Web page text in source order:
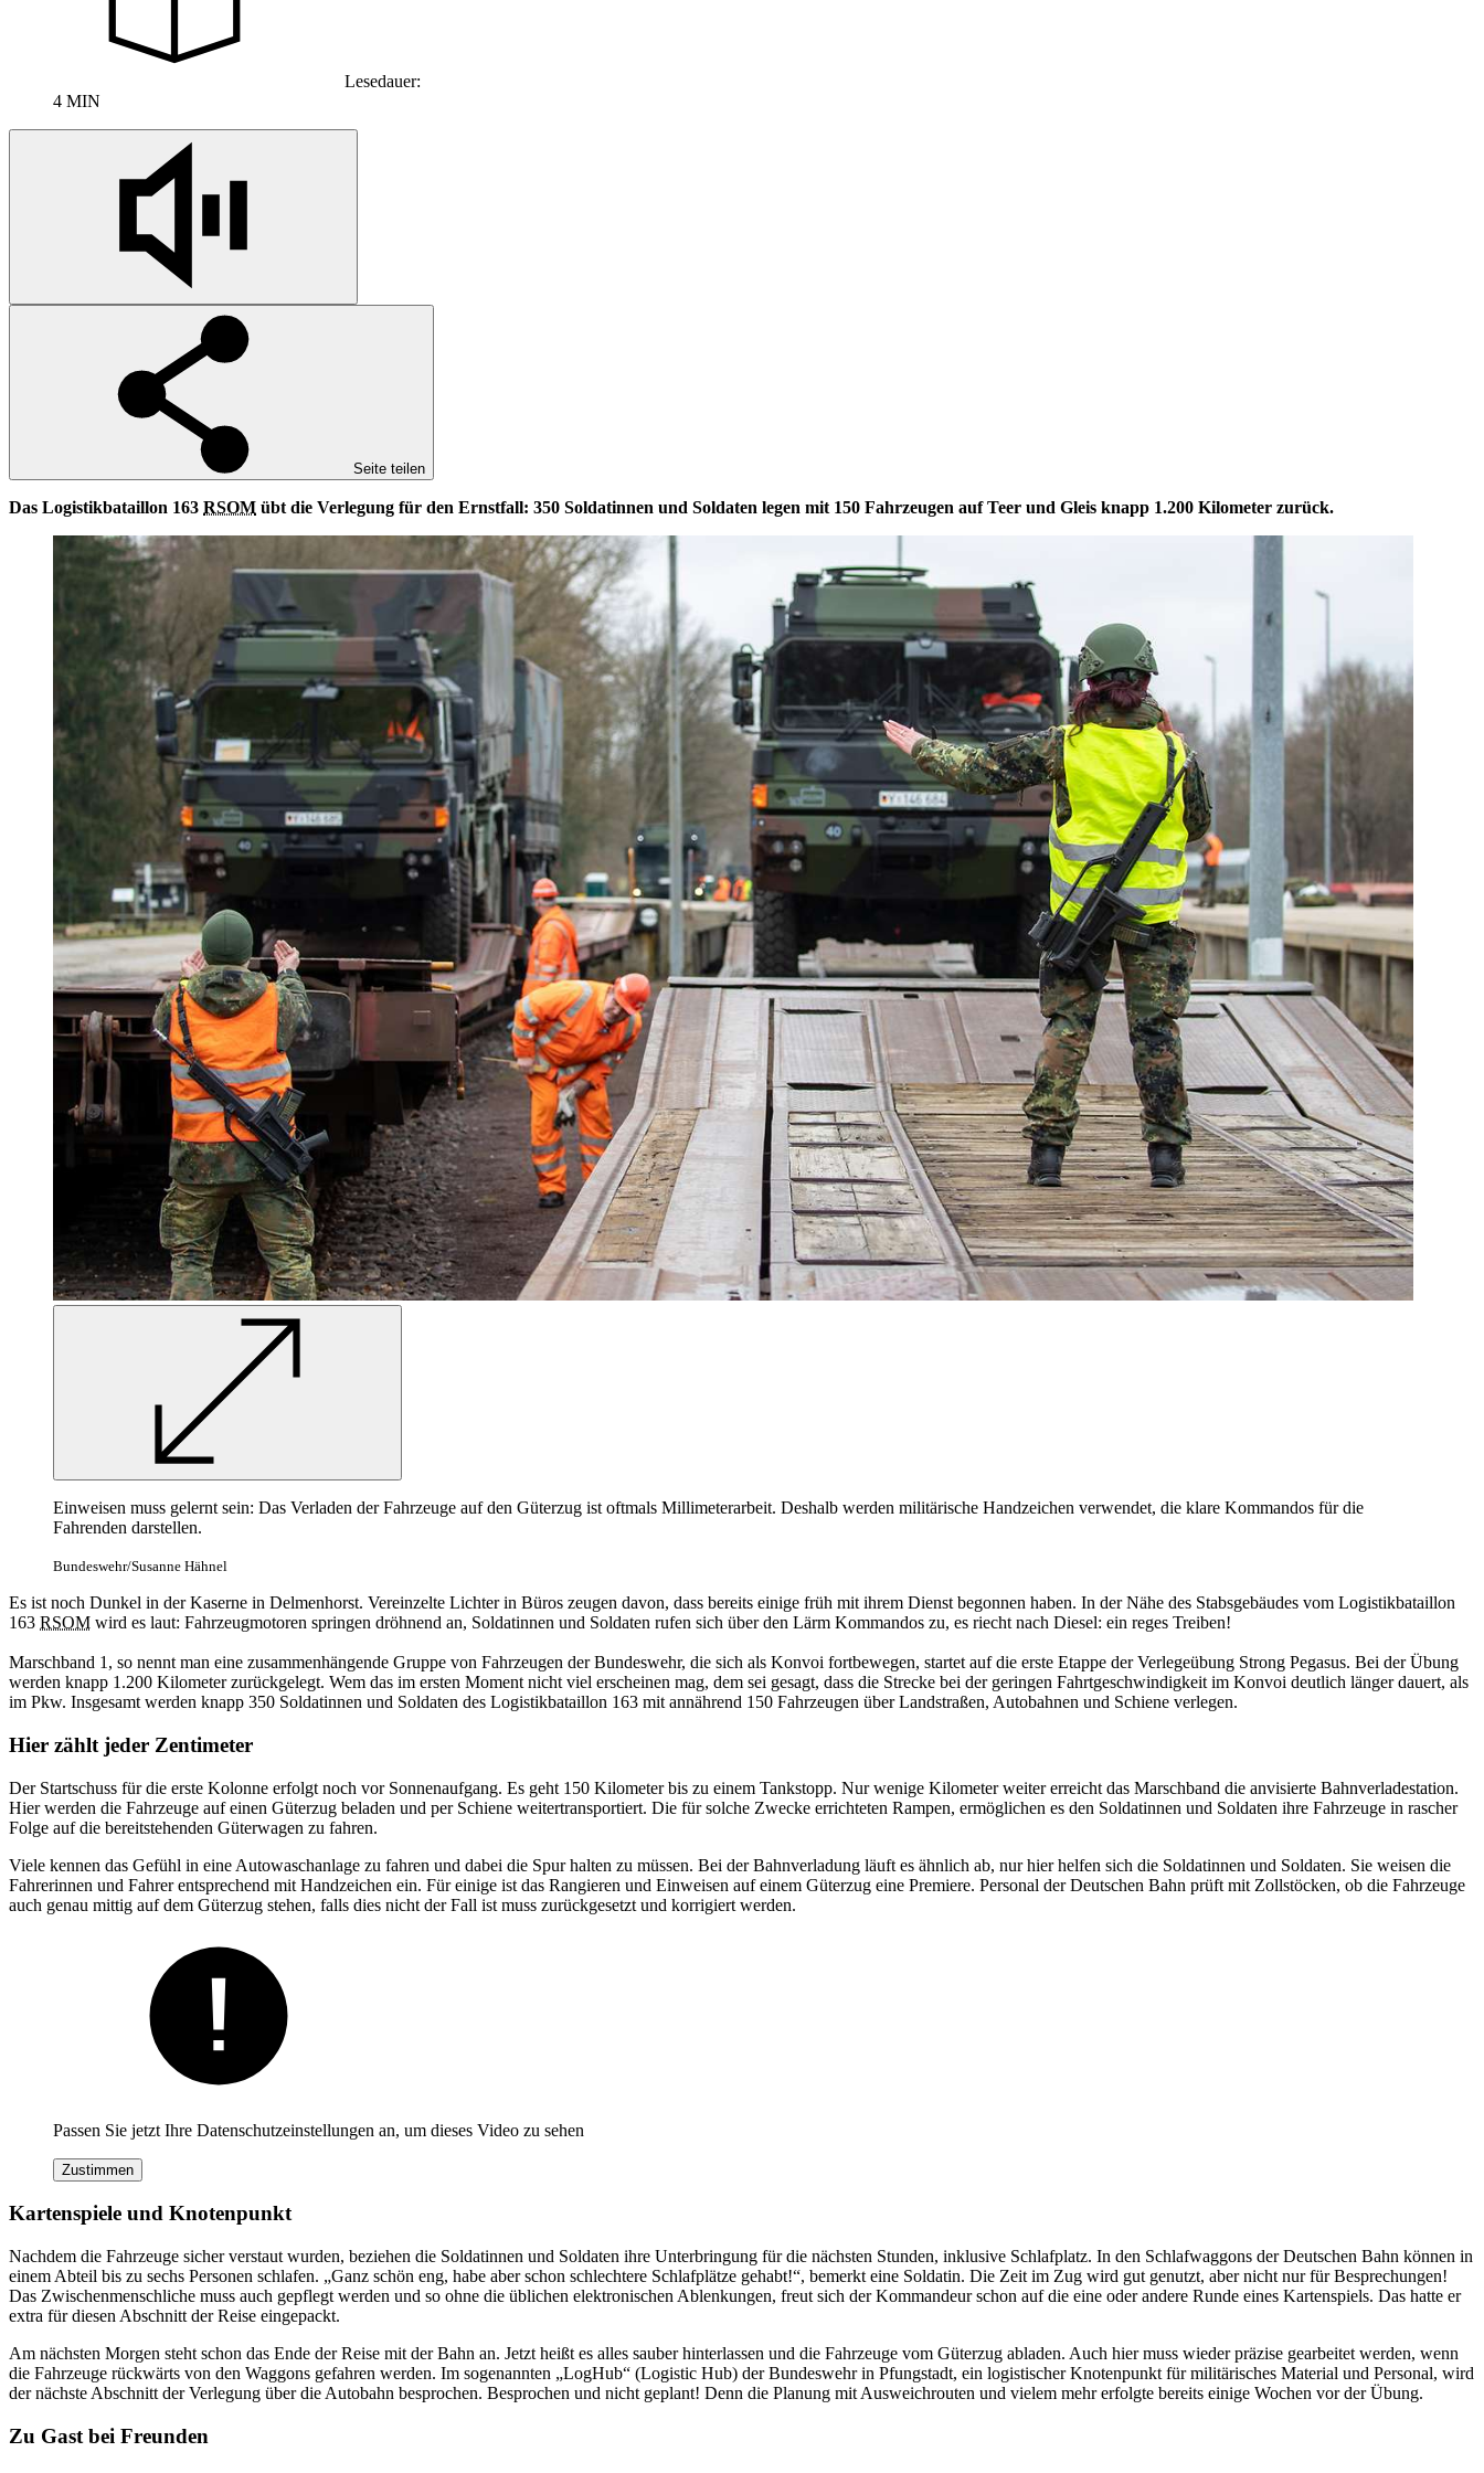
Lesedauer:
4 MIN
Seite teilen
Das Logistikbataillon 163 RSOM übt die Verlegung für den Ernstfall: 350 Soldatinnen und Soldaten legen mit 150 Fahrzeugen auf Teer und Gleis knapp 1.200 Kilometer zurück.
Einweisen muss gelernt sein: Das Verladen der Fahrzeuge auf den Güterzug ist oftmals Millimeterarbeit. Deshalb werden militärische Handzeichen verwendet, die klare Kommandos für die
Fahrenden darstellen.
Bundeswehr/Susanne Hähnel
Es ist noch Dunkel in der Kaserne in Delmenhorst. Vereinzelte Lichter in Büros zeugen davon, dass bereits einige früh mit ihrem Dienst begonnen haben. In der Nähe des Stabsgebäudes vom Logistikbataillon
163 RSOM wird es laut: Fahrzeugmotoren springen dröhnend an, Soldatinnen und Soldaten rufen sich über den Lärm Kommandos zu, es riecht nach Diesel: ein reges Treiben!
Marschband 1, so nennt man eine zusammenhängende Gruppe von Fahrzeugen der Bundeswehr, die sich als Konvoi fortbewegen, startet auf die erste Etappe der Verlegeübung Strong Pegasus. Bei der Übung
werden knapp 1.200 Kilometer zurückgelegt. Wem das im ersten Moment nicht viel erscheinen mag, dem sei gesagt, dass die Strecke bei der geringen Fahrtgeschwindigkeit im Konvoi deutlich länger dauert, als
im Pkw. Insgesamt werden knapp 350 Soldatinnen und Soldaten des Logistikbataillon 163 mit annährend 150 Fahrzeugen über Landstraßen, Autobahnen und Schiene verlegen.
Hier zählt jeder Zentimeter
Der Startschuss für die erste Kolonne erfolgt noch vor Sonnenaufgang. Es geht 150 Kilometer bis zu einem Tankstopp. Nur wenige Kilometer weiter erreicht das Marschband die anvisierte Bahnverladestation.
Hier werden die Fahrzeuge auf einen Güterzug beladen und per Schiene weitertransportiert. Die für solche Zwecke errichteten Rampen, ermöglichen es den Soldatinnen und Soldaten ihre Fahrzeuge in rascher
Folge auf die bereitstehenden Güterwagen zu fahren.
Viele kennen das Gefühl in eine Autowaschanlage zu fahren und dabei die Spur halten zu müssen. Bei der Bahnverladung läuft es ähnlich ab, nur hier helfen sich die Soldatinnen und Soldaten. Sie weisen die
Fahrerinnen und Fahrer entsprechend mit Handzeichen ein. Für einige ist das Rangieren und Einweisen auf einem Güterzug eine Premiere. Personal der Deutschen Bahn prüft mit Zollstöcken, ob die Fahrzeuge
auch genau mittig auf dem Güterzug stehen, falls dies nicht der Fall ist muss zurückgesetzt und korrigiert werden.
Passen Sie jetzt Ihre Datenschutzeinstellungen an, um dieses Video zu sehen
Zustimmen
Kartenspiele und Knotenpunkt
Nachdem die Fahrzeuge sicher verstaut wurden, beziehen die Soldatinnen und Soldaten ihre Unterbringung für die nächsten Stunden, inklusive Schlafplatz. In den Schlafwaggons der Deutschen Bahn können in
einem Abteil bis zu sechs Personen schlafen. „Ganz schön eng, habe aber schon schlechtere Schlafplätze gehabt!“, bemerkt eine Soldatin. Die Zeit im Zug wird gut genutzt, aber nicht nur für Besprechungen!
Das Zwischenmenschliche muss auch gepflegt werden und so ohne die üblichen elektronischen Ablenkungen, freut sich der Kommandeur schon auf die eine oder andere Runde eines Kartenspiels. Das hatte er
extra für diesen Abschnitt der Reise eingepackt.
Am nächsten Morgen steht schon das Ende der Reise mit der Bahn an. Jetzt heißt es alles sauber hinterlassen und die Fahrzeuge vom Güterzug abladen. Auch hier muss wieder präzise gearbeitet werden, wenn
die Fahrzeuge rückwärts von den Waggons gefahren werden. Im sogenannten „LogHub“ (Logistic Hub) der Bundeswehr in Pfungstadt, ein logistischer Knotenpunkt für militärisches Material und Personal, wird
der nächste Abschnitt der Verlegung über die Autobahn besprochen. Besprochen und nicht geplant! Denn die Planung mit Ausweichrouten und vielem mehr erfolgte bereits einige Wochen vor der Übung.
Zu Gast bei Freunden